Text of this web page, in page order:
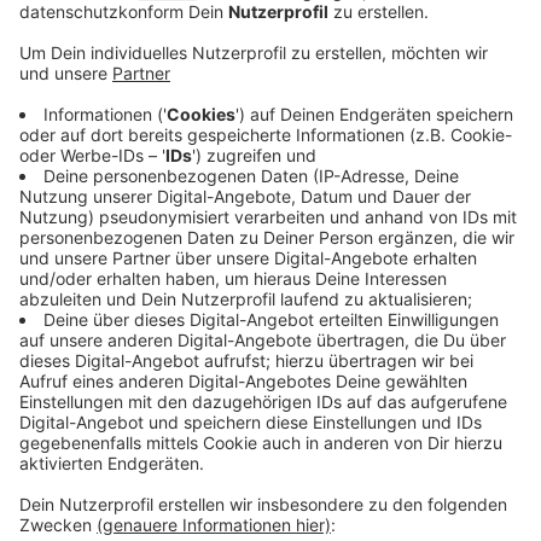
Anzeige
Die Staatsanwaltschaft Augsburg hat gestern
deswegen Durchsuchungen veranlasst. Außerdem
wurden Gold und Bargeld im Wert von 150.000 Euro
beschlagnahmt. Bei den Beschuldigten handelt es sich
um Unternehmer aus der Sicherheitsbranche. Ihnen
wird vorgeworfen, falsche Rechnungen erstellt zu
haben, um so in den Betrieben Schwarzarbeit zu
finanzieren und zu vertuschen. Dafür sollen sie
Servicefirmen gegründet haben, um zu verschleiern,
dass Mitarbeiter beschäftigt worden sind, ohne die
vorgeschriebenen Sozialabgaben, wie etwa Beiträge
zur Kranken- oder Rentenversicherung zu zahlen.
Anzeige